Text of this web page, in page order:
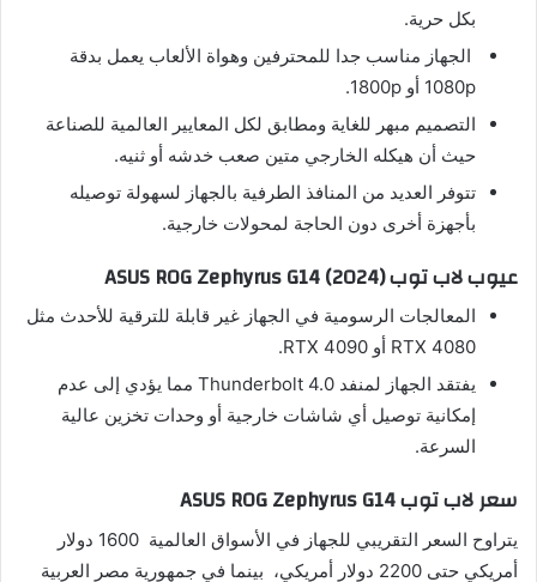
بكل حرية.
الجهاز مناسب جدا للمحترفين وهواة الألعاب يعمل بدقة
1080p أو 1800p.
التصميم مبهر للغاية ومطابق لكل المعايير العالمية للصناعة
حيث أن هيكله الخارجي متين صعب خدشه أو ثنيه.
تتوفر العديد من المنافذ الطرفية بالجهاز لسهولة توصيله
بأجهزة أخرى دون الحاجة لمحولات خارجية.
عيوب لاب توب ASUS ROG Zephyrus G14 (2024)
المعالجات الرسومية في الجهاز غير قابلة للترقية للأحدث مثل
RTX 4080 أو RTX 4090.
يفتقد الجهاز لمنفد Thunderbolt 4.0 مما يؤدي إلى عدم
إمكانية توصيل أي شاشات خارجية أو وحدات تخزين عالية
السرعة.
سعر لاب توب ASUS ROG Zephyrus G14
يتراوح السعر التقريبي للجهاز في الأسواق العالمية 1600 دولار
أمريكي حتى 2200 دولار أمريكي، بينما في جمهورية مصر العربية